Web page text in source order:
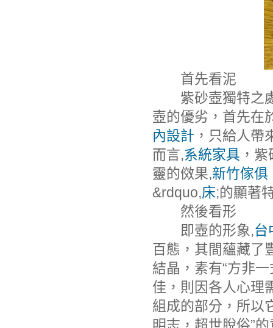
首先看泥
紫砂壺獨特之處
壺的優劣，首先在
內設計 ，只給人
而言,系統家具 ，
靈的傚果,新竹傢俱
&rdquo,床;的顯著
然後看形
即壺的形象,台
百態，其間蘊藏了
結晶，素有“方非
佳，則因各人心理
組成的部分，所以